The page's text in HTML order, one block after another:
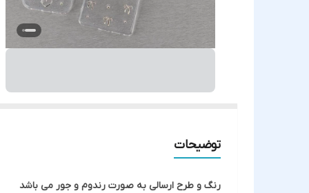
توضیحات
رنگ و طرح ارسالی به صورت رندوم و جور می باشد